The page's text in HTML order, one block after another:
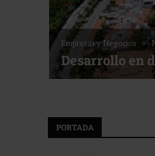
Empresas y Negocios
Desarrollo en
PORTADA